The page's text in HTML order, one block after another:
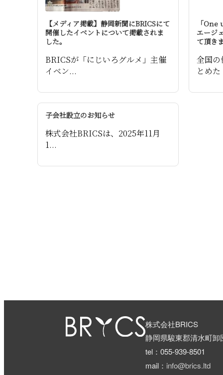
【メディア掲載】静岡新聞にBRICSにて
開催したイベントについて掲載されま
した。
BRICSが「にじいろグルメ」主催
イベン...
「One
エージ
て頂き
全国の
とめ
子会社設立のお知らせ
株式会社BRICSは、2025年11月
1...
株式会社BRICS
静岡県駿東郡清水町卸
tel：055-939-8501
mail： info@brics.ltd